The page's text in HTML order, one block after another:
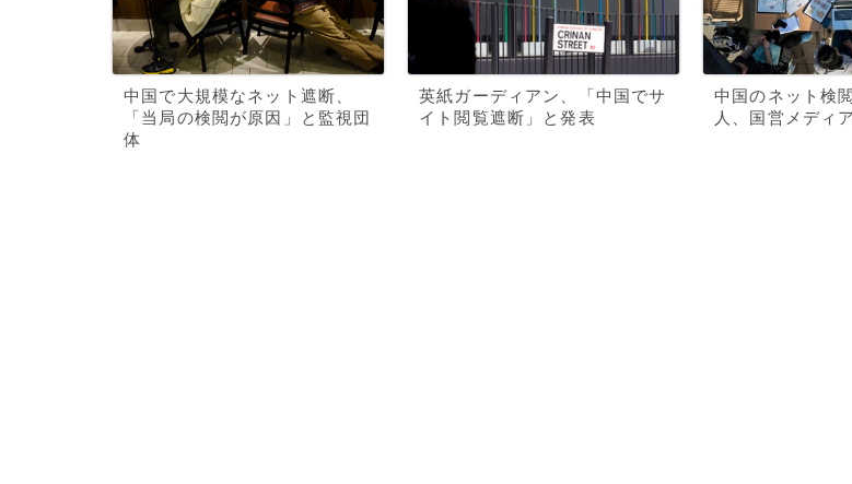
中国で大規模なネット遮断、
「当局の検閲が原因」と監視団
体
英紙ガーディアン、「中国でサ
イト閲覧遮断」と発表
中国のネット検
人、国営メディ